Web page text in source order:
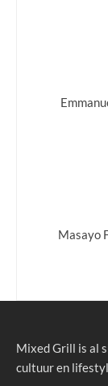
Masayo
Mixed Grill is al
cultuur en